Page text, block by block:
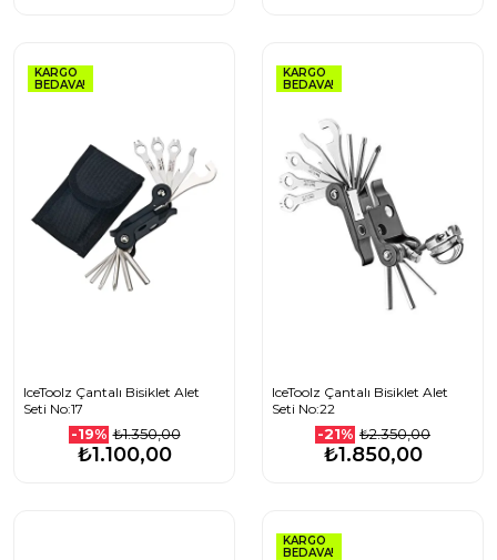
KARGO
BEDAVA!
IceToolz Çantalı Bisiklet Alet
Seti No:17
-19% ₺1.350,00
₺1.100,00
KARGO
BEDAVA!
IceToolz Çantalı Bisiklet Alet
Seti No:22
-21% ₺2.350,00
₺1.850,00
KARGO
BEDAVA!